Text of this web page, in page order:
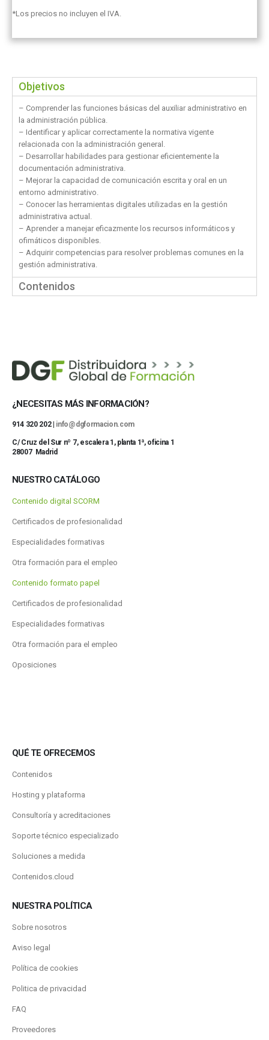
*Los precios no incluyen el IVA.
Objetivos
– Comprender las funciones básicas del auxiliar administrativo en
la administración pública.
– Identificar y aplicar correctamente la normativa vigente
relacionada con la administración general.
– Desarrollar habilidades para gestionar eficientemente la
documentación administrativa.
– Mejorar la capacidad de comunicación escrita y oral en un
entorno administrativo.
– Conocer las herramientas digitales utilizadas en la gestión
administrativa actual.
– Aprender a manejar eficazmente los recursos informáticos y
ofimáticos disponibles.
– Adquirir competencias para resolver problemas comunes en la
gestión administrativa.
Contenidos
¿NECESITAS MÁS INFORMACIÓN?
914 320 202 | info@dgformacion.com
C/ Cruz del Sur nº 7, escalera 1, planta 1ª, oficina 1
28007 Madrid
NUESTRO CATÁLOGO
Contenido digital SCORM
Certificados de profesionalidad
Especialidades formativas
Otra formación para el empleo
Contenido formato papel
Certificados de profesionalidad
Especialidades formativas
Otra formación para el empleo
Oposiciones
QUÉ TE OFRECEMOS
Contenidos
Hosting y plataforma
Consultoría y acreditaciones
Soporte técnico especializado
Soluciones a medida
Contenidos.cloud
NUESTRA POLÍTICA
Sobre nosotros
Aviso legal
Política de cookies
Politica de privacidad
FAQ
Proveedores